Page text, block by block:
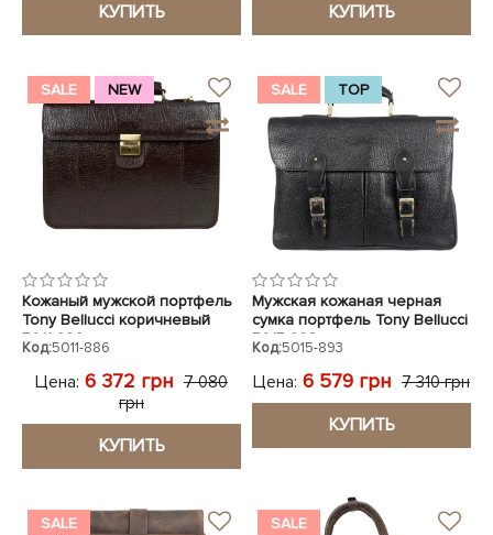
КУПИТЬ КУПИТЬ
SALE NEW
Кожаный мужской портфель
Tony Bellucci коричневый
5011-886
Код:5011-886
Цена: 6 372 грн 7 080
грн
КУПИТЬ
SALE TOP
Мужская кожаная черная
сумка портфель Tony Bellucci
5015-893
Код:5015-893
Цена: 6 579 грн 7 310 грн
КУПИТЬ
SALE SALE